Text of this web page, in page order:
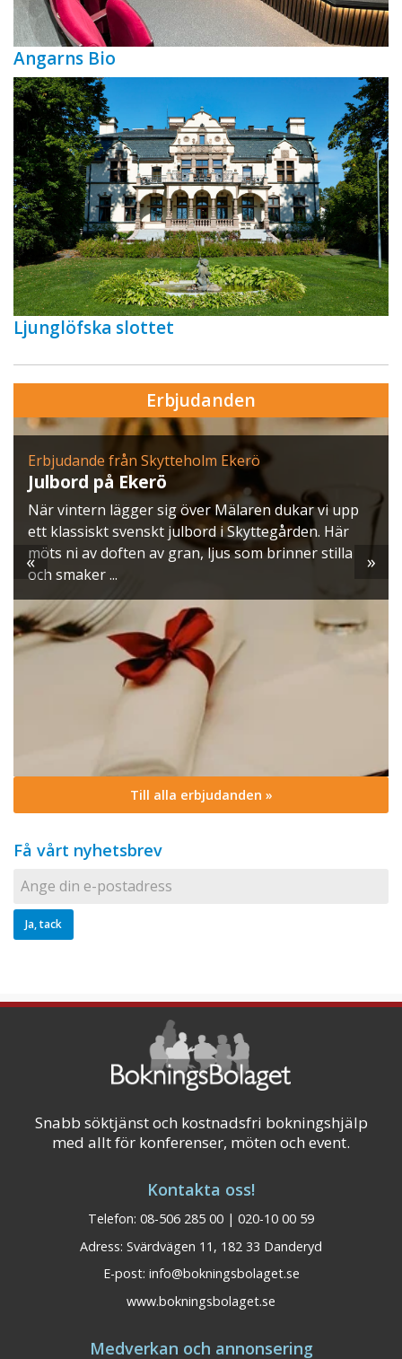
Angarns Bio
Ljunglöfska slottet
Erbjudanden
Erbjudande från Skytteholm Ekerö
Julbord på Ekerö
När vintern lägger sig över Mälaren dukar vi upp
ett klassiskt svenskt julbord i Skyttegården. Här
möts ni av doften av gran, ljus som brinner stilla
och smaker ...
« »
Till alla erbjudanden »
Få vårt nyhetsbrev
Snabb söktjänst och kostnadsfri bokningshjälp
med allt för konferenser, möten och event.
Kontakta oss!
Telefon: 08-506 285 00 | 020-10 00 59
Adress: Svärdvägen 11, 182 33 Danderyd
E-post: info@bokningsbolaget.se
www.bokningsbolaget.se
Medverkan och annonsering